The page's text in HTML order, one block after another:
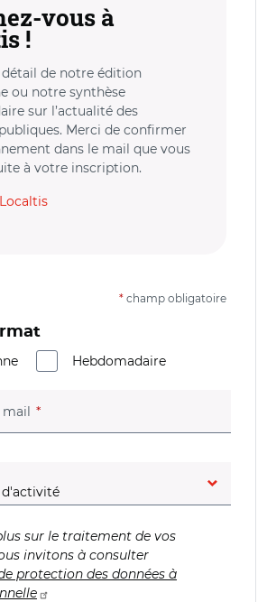
vous à
!
détail de notre édition
ou notre synthèse
sur l’actualité des
Merci de confirmer
dans le mail que vous
à votre inscription.
* champ obligatoire
Hebdomadaire
mail (champ obligatoire)
obligatoire)
sur le traitement de vos
invitons à consulter
protection des données à